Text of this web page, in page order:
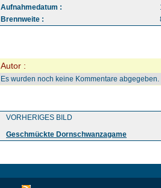
Aufnahmedatum :
Brennweite :
Autor :
Es wurden noch keine Kommentare abgegeben.
VORHERIGES BILD
Geschmückte Dornschwanzagame